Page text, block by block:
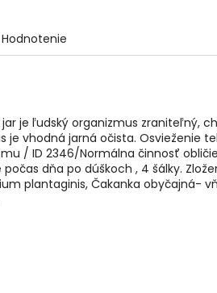
Hodnotenie
jar je ľudský organizmus
je vhodná jarná očista. Osvieženie
/ ID 2346/Normálna činnosť
dňa po dúškoch , 4 šálky.
plantaginis, Čakanka obyčajná-